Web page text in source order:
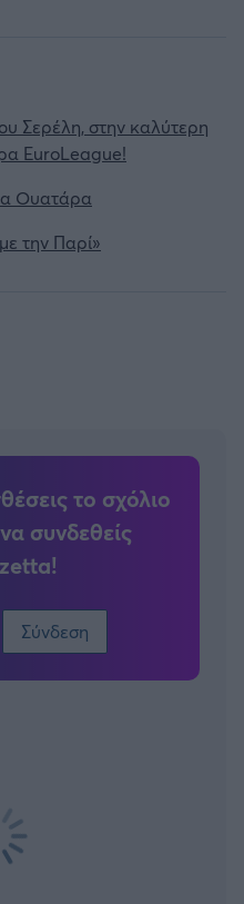
Σερέλη, στην καλύτερη
EuroLeague!
Ουατάρα
την Παρί»
το σχόλιο
συνδεθείς
Σύνδεση